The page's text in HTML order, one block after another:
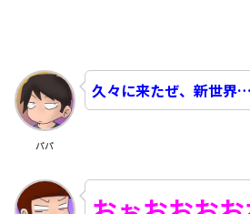
パパ
久々に来たぜ、新世界